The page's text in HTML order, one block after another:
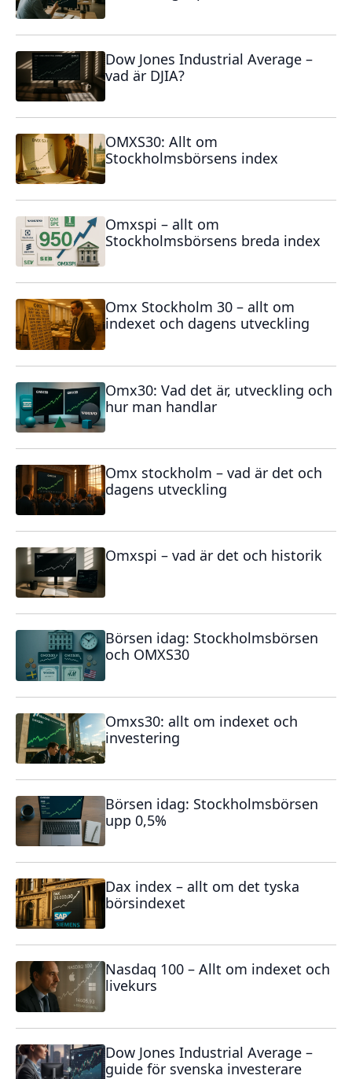
Dow Jones Industrial Average –
vad är DJIA?
OMXS30: Allt om
Stockholmsbörsens index
Omxspi – allt om
Stockholmsbörsens breda index
Omx Stockholm 30 – allt om
indexet och dagens utveckling
Omx30: Vad det är, utveckling och
hur man handlar
Omx stockholm – vad är det och
dagens utveckling
Omxspi – vad är det och historik
Börsen idag: Stockholmsbörsen
och OMXS30
Omxs30: allt om indexet och
investering
Börsen idag: Stockholmsbörsen
upp 0,5%
Dax index – allt om det tyska
börsindexet
Nasdaq 100 – Allt om indexet och
livekurs
Dow Jones Industrial Average –
guide för svenska investerare